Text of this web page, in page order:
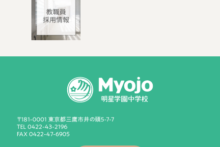
〒181-0001 東京都三鷹市井の頭5-7-7
TEL 0422-43-2196
FAX 0422-47-6905